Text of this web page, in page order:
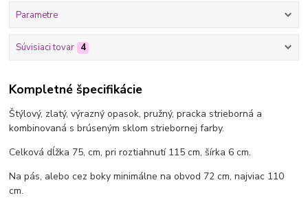
Parametre
Súvisiaci tovar 4
Kompletné špecifikácie
Štýlový, zlatý, výrazný opasok, pružný, pracka strieborná a
kombinovaná s brúseným sklom striebornej farby.
Celková dĺžka 75, cm, pri roztiahnutí 115 cm, šírka 6 cm.
Na pás, alebo cez boky minimálne na obvod 72 cm, najviac 110
cm.